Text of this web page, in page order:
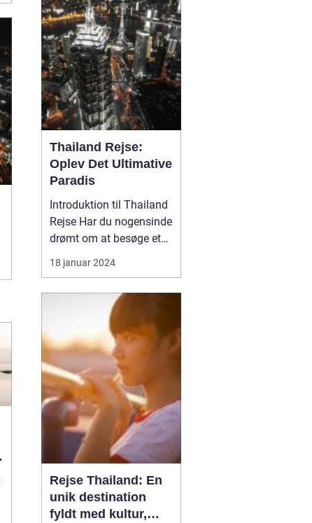
mangfoldighed og
unikke eventyr. Hvis du
er en rejsende og
eventyrlysten pers...
Thailand Rejse:
Oplev Det Ultimative
Paradis
Introduktion til Thailand
Rejse Har du nogensinde
drømt om at besøge et
sted, hvor solen skinner
året rundt, og
venter på dig? Så er en
Thailand rejse det
oplagte valg for dig!
Dette smukke land i det
sydøstlige Asien er kendt
fo...
18 januar 2024
Rejse Thailand: En
unik destination
fyldt med kultur,